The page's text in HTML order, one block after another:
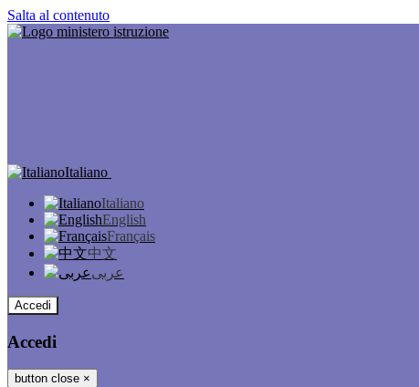
Salta al contenuto
Italiano
Italiano
English
Français
中文
عربى
Accedi
Accedi
button close ×